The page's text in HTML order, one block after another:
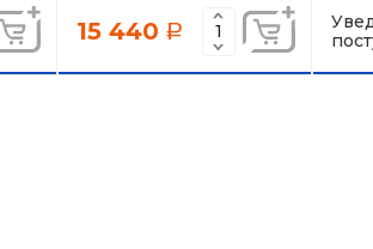
15 440 a